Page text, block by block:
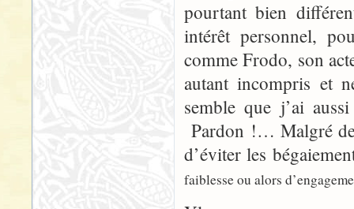
pourtant bien
intérêt personnel,
comme Frodo, son
autant incompris et
semble que j’ai
Pardon !… Malgré
d’éviter les
faiblesse ou alors